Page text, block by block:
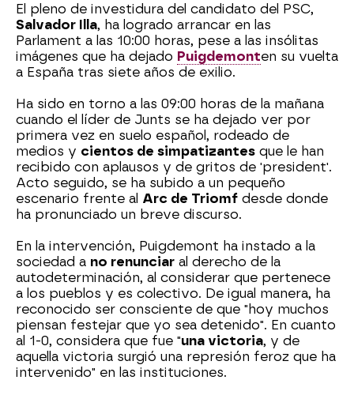
El pleno de investidura del candidato del PSC,
Salvador Illa, ha logrado arrancar en las
Parlament a las 10:00 horas, pese a las insólitas
imágenes que ha dejado Puigdemonten su vuelta
a España tras siete años de exilio.
Ha sido en torno a las 09:00 horas de la mañana
cuando el líder de Junts se ha dejado ver por
primera vez en suelo español, rodeado de
medios y cientos de simpatizantes que le han
recibido con aplausos y de gritos de 'president'.
Acto seguido, se ha subido a un pequeño
escenario frente al Arc de Triomf desde donde
ha pronunciado un breve discurso.
En la intervención, Puigdemont ha instado a la
sociedad a no renunciar al derecho de la
autodeterminación, al considerar que pertenece
a los pueblos y es colectivo. De igual manera, ha
reconocido ser consciente de que "hoy muchos
piensan festejar que yo sea detenido". En cuanto
al 1-0, considera que fue "una victoria, y de
aquella victoria surgió una represión feroz que ha
intervenido" en las instituciones.